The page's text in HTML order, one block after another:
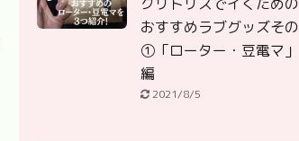
クリトリスでイくための
おすすめラブグッズその
①「ローター・豆電マ」
編
2021/8/5